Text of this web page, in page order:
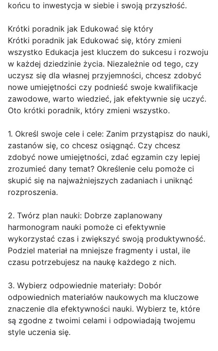
końcu to inwestycja w siebie i swoją przyszłość.
Krótki poradnik jak Edukować się który
Krótki poradnik jak Edukować się, który zmieni
wszystko Edukacja jest kluczem do sukcesu i rozwoju
w każdej dziedzinie życia. Niezależnie od tego, czy
uczysz się dla własnej przyjemności, chcesz zdobyć
nowe umiejętności czy podnieść swoje kwalifikacje
zawodowe, warto wiedzieć, jak efektywnie się uczyć.
Oto krótki poradnik, który zmieni wszystko.
1. Określ swoje cele i cele: Zanim przystąpisz do nauki,
zastanów się, co chcesz osiągnąć. Czy chcesz
zdobyć nowe umiejętności, zdać egzamin czy lepiej
zrozumieć dany temat? Określenie celu pomoże ci
skupić się na najważniejszych zadaniach i uniknąć
rozproszenia.
2. Twórz plan nauki: Dobrze zaplanowany
harmonogram nauki pomoże ci efektywnie
wykorzystać czas i zwiększyć swoją produktywność.
Podziel materiał na mniejsze fragmenty i ustal, ile
czasu potrzebujesz na naukę każdego z nich.
3. Wybierz odpowiednie materiały: Dobór
odpowiednich materiałów naukowych ma kluczowe
znaczenie dla efektywności nauki. Wybierz te, które
są zgodne z twoimi celami i odpowiadają twojemu
style uczenia się.